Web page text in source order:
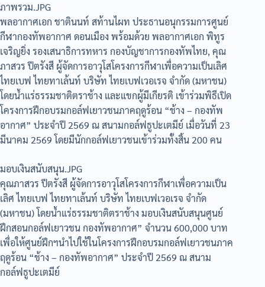
ภาพรวม.JPG
พลอากาศเอก ชาตินนท์ สท้านไผท ประธานอนุกรรมการศูนย์
กีฬากองทัพอากาศ ดอนเมือง พร้อมด้วย พลอากาศเอก พิทูร
เจริญยิ่ง รองเสนาธิการทหาร กองบัญชาการกองทัพไทย, คุณ
ภาสวร ปีตรังสี ผู้จัดการอาวุโสโครงการกีฬาเพื่อความเป็นเลิศ
ไทยเบฟ ไทยทาเล้นท์ บริษัท ไทยเบฟเวอเรจ จำกัด (มหาชน)
โดยน้ำแร่ธรรมชาติตราช้าง และแขกผู้มีเกียรติ เข้าร่วมพิธีเปิด
โครงการฝึกอบรมกอล์ฟเยาวชนภาคฤดูร้อน “ช้าง – กองทัพ
อากาศ” ประจำปี 2569 ณ สนามกอล์ฟธูปะเตมีย์ เมื่อวันที่ 23
มีนาคม 2569 โดยมีนักกอล์ฟเยาวชนเข้าร่วมทั้งสิ้น 200 คน
มอบเงินสนับสนุน.JPG
คุณภาสวร ปีตรังสี ผู้จัดการอาวุโสโครงการกีฬาเพื่อความเป็น
เลิศ ไทยเบฟ ไทยทาเล้นท์ บริษัท ไทยเบฟเวอเรจ จำกัด
(มหาชน) โดยน้ำแร่ธรรมชาติตราช้าง มอบเงินสนับสนุนศูนย์
ฝึกสอนกอล์ฟเยาวชน กองทัพอากาศ” จำนวน 600,000 บาท
เพื่อให้ศูนย์ฝึกฯนำไปใช้ในโครงการฝึกอบรมกอล์ฟเยาวชนภาค
ฤดูร้อน “ช้าง – กองทัพอากาศ” ประจำปี 2569 ณ สนาม
กอล์ฟธูปะเตมีย์